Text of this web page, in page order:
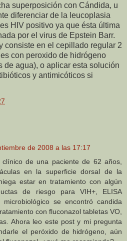
superposición con Cándida, u
diferenciar de la leucoplasia
HIV positivo ya que ésta última
por el virus de Epstein Barr.
consiste en el cepillado regular 2
con peroxido de hidrógeno
de agua), o aplicar esta solución
y antimicóticos si
de 2008 a las 17:17
de una paciente de 62 años,
en la superficie dorsal de la
estar en tratamiento con algún
de riesgo para VIH+, ELISA
se encontró candida
con fluconazol tabletas VO,
Ahora leo este post y mi pregunta
el peróxido de hidrógeno, aún